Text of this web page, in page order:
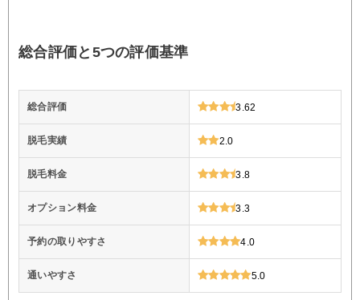
総合評価と5つの評価基準
総合評価 3.62
脱毛実績 2.0
脱毛料金 3.8
オプション料金 3.3
予約の取りやすさ 4.0
通いやすさ 5.0